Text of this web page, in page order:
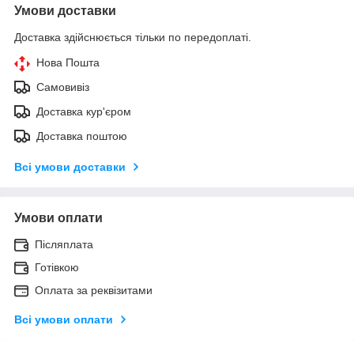
Умови доставки
Доставка здійснюється тільки по передоплаті.
Нова Пошта
Самовивіз
Доставка кур'єром
Доставка поштою
Всі умови доставки
Умови оплати
Післяплата
Готівкою
Оплата за реквізитами
Всі умови оплати